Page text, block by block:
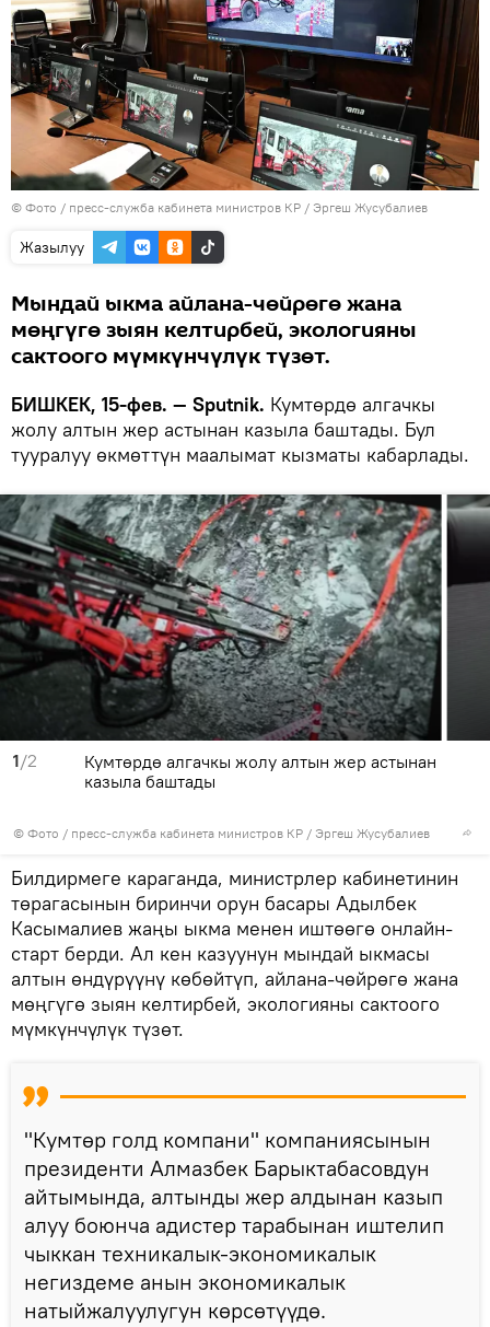
© Фото / пресс-служба кабинета министров КР / Эргеш Жусубалиев
Жазылуу
Мындай ыкма айлана-чөйрөгө жана
мөңгүгө зыян келтирбей, экологияны
сактоого мүмкүнчүлүк түзөт.
БИШКЕК, 15-фев. — Sputnik. Кумтөрдө алгачкы
жолу алтын жер астынан казыла баштады. Бул
тууралуу өкмөттүн маалымат кызматы кабарлады.
1/2
© Фото / пресс-служба кабинета министров КР / Эргеш Жусубалиев
Кумтөрдө алгачкы жолу алтын жер астынан
казыла баштады
Билдирмеге караганда, министрлер кабинетинин
төрагасынын биринчи орун басары Адылбек
Касымалиев жаңы ыкма менен иштөөгө онлайн-
старт берди. Ал кен казуунун мындай ыкмасы
алтын өндүрүүнү көбөйтүп, айлана-чөйрөгө жана
мөңгүгө зыян келтирбей, экологияны сактоого
мүмкүнчүлүк түзөт.
"Кумтөр голд компани" компаниясынын
президенти Алмазбек Барыктабасовдун
айтымында, алтынды жер алдынан казып
алуу боюнча адистер тарабынан иштелип
чыккан техникалык-экономикалык
негиздеме анын экономикалык
натыйжалуулугун көрсөтүүдө.